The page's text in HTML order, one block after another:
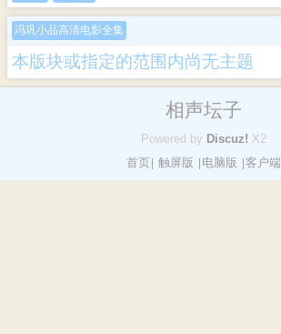
冯巩小品高清电影全集
本版块或指定的范围内尚无主题
相声坛子
Powered by Discuz! X2
首页 触屏版 电脑版 客户端